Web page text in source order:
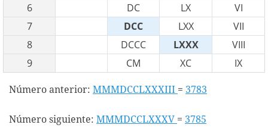
6
DC LX
VI
7
DCC LXX
VII
8
DCCC LXXX
VIII
9
CM XC IX
Número anterior: MMMDCCLXXXIII = 3783
Número siguiente: MMMDCCLXXXV = 3785